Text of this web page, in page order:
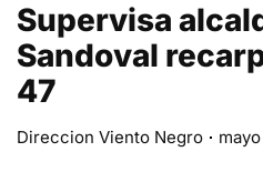
Supervisa
Sandoval
47
Direccion Viento Negro